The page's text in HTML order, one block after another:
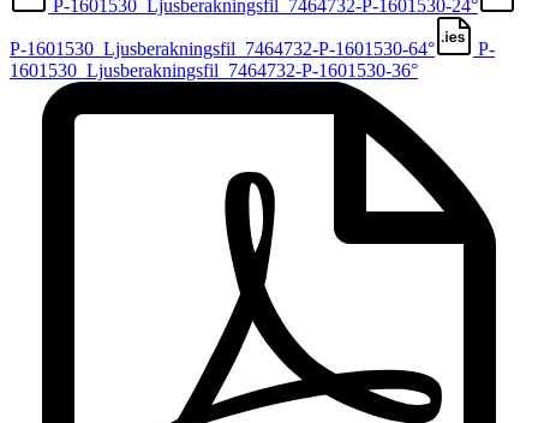
P-1601530_Ljusberakningsfil_7464732-P-1601530-24°
P-1601530_Ljusberakningsfil_7464732-P-1601530-64°
P-
1601530_Ljusberakningsfil_7464732-P-1601530-36°